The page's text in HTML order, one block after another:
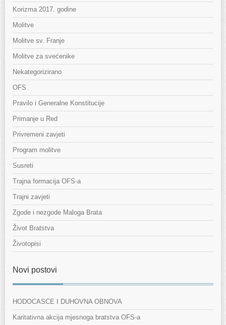
Korizma 2017. godine
Molitve
Molitve sv. Franje
Molitve za svećenike
Nekategorizirano
OFS
Pravilo i Generalne Konstitucije
Primanje u Red
Privremeni zavjeti
Program molitve
Susreti
Trajna formacija OFS-a
Trajni zavjeti
Zgode i nezgode Maloga Brata
Život Bratstva
Životopisi
Novi postovi
HODOCASCE I DUHOVNA OBNOVA
Karitativna akcija mjesnoga bratstva OFS-a